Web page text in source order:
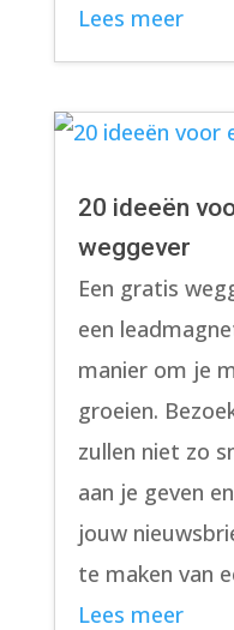
Lees meer
20 ideeën
weggever
Een gratis
een
manier om je
groeien.
zullen niet zo
aan je geven
jouw
te maken van
Lees meer